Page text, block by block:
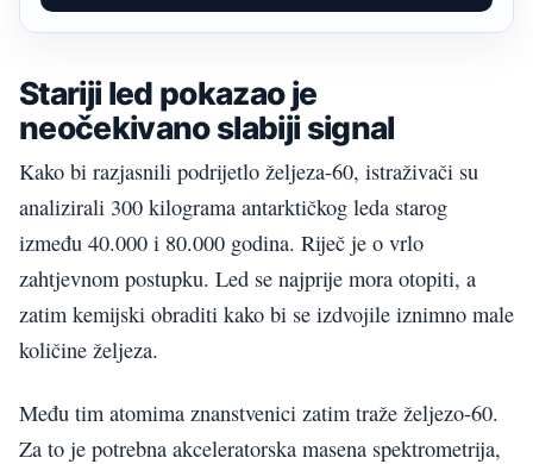
Stariji led pokazao je
neočekivano slabiji signal
Kako bi razjasnili podrijetlo željeza-60, istraživači su
analizirali 300 kilograma antarktičkog leda starog
između 40.000 i 80.000 godina. Riječ je o vrlo
zahtjevnom postupku. Led se najprije mora otopiti, a
zatim kemijski obraditi kako bi se izdvojile iznimno male
količine željeza.
Među tim atomima znanstvenici zatim traže željezo-60.
Za to je potrebna akceleratorska masena spektrometrija,